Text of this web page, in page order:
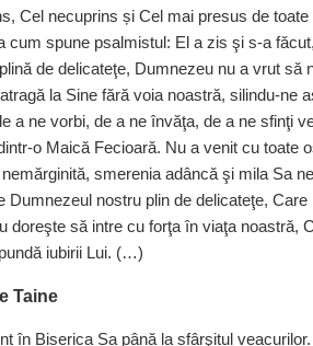
Cel necuprins și Cel mai presus de
cum spune psalmistul: El a zis şi s-a
de delicateţe, Dumnezeu nu a vrut să
la Sine fără voia noastră, silindu-ne
a ne vorbi, de a ne învăţa, de a ne sfinţi
o Maică Fecioară. Nu a venit cu toate
smerenia adâncă şi mila Sa
nostru plin de delicateţe,
doreşte să intre cu forţa în viaţa noastră,
iubirii Lui. (…)
Taine
în Biserica Sa până la sfârşitul